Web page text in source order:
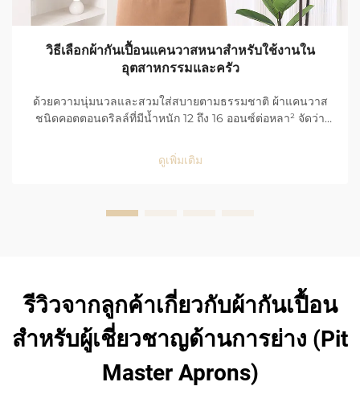
วิธีเลือกผ้ากันเปื้อนแคนวาสหนาสำหรับใช้งานใน
อุตสาหกรรมและครัว
ด้วยความนุ่มนวลและสวมใส่สบายตามธรรมชาติ ผ้าแคนวาส
ชนิดคอตตอนดริลล์ที่มีน้ำหนัก 12 ถึง 16 ออนซ์ต่อหลา² จัดว่า
มีการใช้งานหนักและครัวของร้านอาหาร ด้วยโครงสร้างการ
ทอที่สม่ำเสมอและมีความหนาแน่นสูง ผ้าแคนวาส...
ดูเพิ่มเติม
รีวิวจากลูกค้าเกี่ยวกับผ้ากันเปื้อน
สำหรับผู้เชี่ยวชาญด้านการย่าง (Pit
Master Aprons)